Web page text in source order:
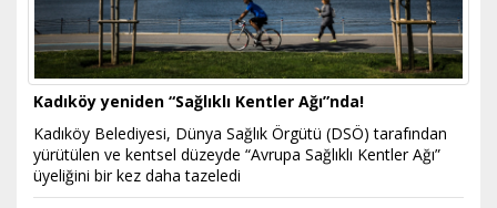
Kadıköy yeniden “Sağlıklı Kentler Ağı”nda!
Kadıköy Belediyesi, Dünya Sağlık Örgütü (DSÖ) tarafından
yürütülen ve kentsel düzeyde “Avrupa Sağlıklı Kentler Ağı”
üyeliğini bir kez daha tazeledi